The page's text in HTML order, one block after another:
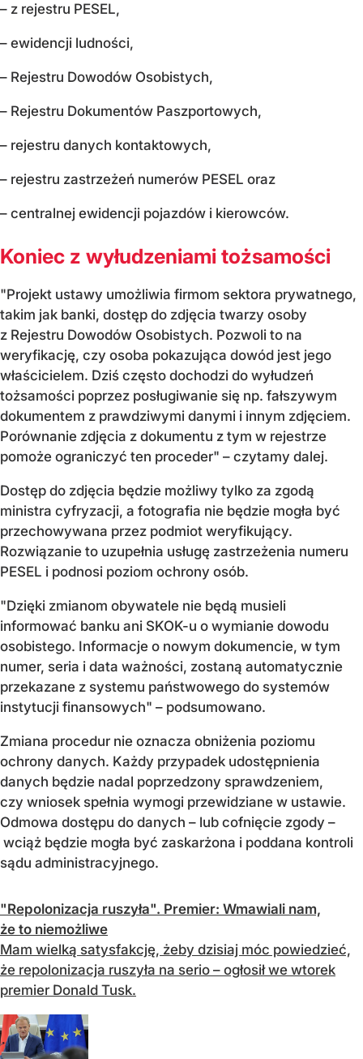
– z rejestru PESEL,
– ewidencji ludności,
– Rejestru Dowodów Osobistych,
– Rejestru Dokumentów Paszportowych,
– rejestru danych kontaktowych,
– rejestru zastrzeżeń numerów PESEL oraz
– centralnej ewidencji pojazdów i kierowców.
Koniec z wyłudzeniami tożsamości
"Projekt ustawy umożliwia firmom sektora prywatnego,
takim jak banki, dostęp do zdjęcia twarzy osoby
z Rejestru Dowodów Osobistych. Pozwoli to na
weryfikację, czy osoba pokazująca dowód jest jego
właścicielem. Dziś często dochodzi do wyłudzeń
tożsamości poprzez posługiwanie się np. fałszywym
dokumentem z prawdziwymi danymi i innym zdjęciem.
Porównanie zdjęcia z dokumentu z tym w rejestrze
pomoże ograniczyć ten proceder" – czytamy dalej.
Dostęp do zdjęcia będzie możliwy tylko za zgodą
ministra cyfryzacji, a fotografia nie będzie mogła być
przechowywana przez podmiot weryfikujący.
Rozwiązanie to uzupełnia usługę zastrzeżenia numeru
PESEL i podnosi poziom ochrony osób.
"Dzięki zmianom obywatele nie będą musieli
informować banku ani SKOK-u o wymianie dowodu
osobistego. Informacje o nowym dokumencie, w tym
numer, seria i data ważności, zostaną automatycznie
przekazane z systemu państwowego do systemów
instytucji finansowych" – podsumowano.
Zmiana procedur nie oznacza obniżenia poziomu
ochrony danych. Każdy przypadek udostępnienia
danych będzie nadal poprzedzony sprawdzeniem,
czy wniosek spełnia wymogi przewidziane w ustawie.
Odmowa dostępu do danych – lub cofnięcie zgody –
wciąż będzie mogła być zaskarżona i poddana kontroli
sądu administracyjnego.
"Repolonizacja ruszyła". Premier: Wmawiali nam,
że to niemożliwe
Mam wielką satysfakcję, żeby dzisiaj móc powiedzieć,
że repolonizacja ruszyła na serio – ogłosił we wtorek
premier Donald Tusk.